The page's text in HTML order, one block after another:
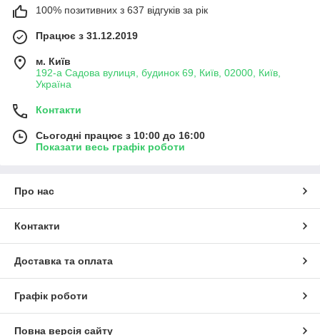
100% позитивних з 637 відгуків за рік
Працює з 31.12.2019
м. Київ
192-а Садова вулиця, будинок 69, Київ, 02000, Київ,
Україна
Контакти
Сьогодні працює з 10:00 до 16:00
Показати весь графік роботи
Про нас
Контакти
Доставка та оплата
Графік роботи
Повна версія сайту